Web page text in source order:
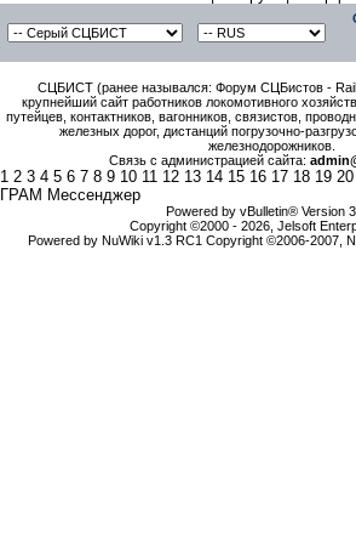
СЦБИСТ (ранее назывался: Форум СЦБистов -
крупнейший сайт работников локомотивного
путейцев, контактников, вагонников, связистов,
железных дорог, дистанций погрузочно-
железнодорожников.
Связь с администрацией сайта:
1 2 3 4 5 6 7 8 9 10 11 12 13 14 15 16 17 18 19 20
ГРАМ Мессенджер
Powered by vBulletin® Version
Copyright ©2000 - 2026, Jelsoft
Powered by NuWiki v1.3 RC1 Copyright ©2006-2007,